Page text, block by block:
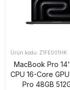
Z1FE001HK
MacBook Pro
CPU 16-Core
Pro 48GB